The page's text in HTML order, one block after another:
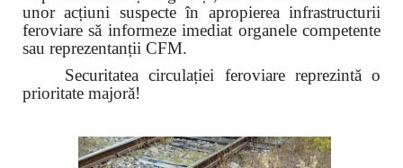
unor acțiuni suspecte în apropierea infrastructurii
feroviare să informeze imediat organele competente
sau reprezentanții CFM.
Securitatea circulației feroviare reprezintă o
prioritate majoră!